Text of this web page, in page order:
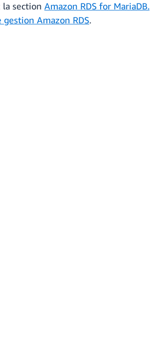
section Amazon RDS for MariaDB.
gestion Amazon RDS.